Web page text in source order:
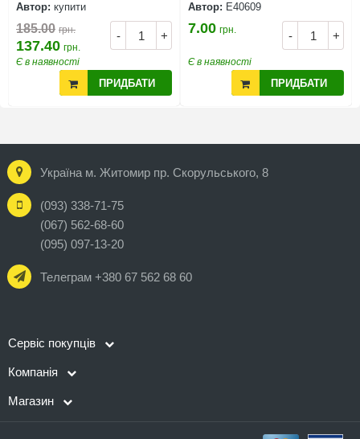
Автор: купити
- +
185.00 грн.
137.40 грн.
Є в наявності
ПРИДБАТИ
Автор: Е40609
- +
7.00 грн.
Є в наявності
ПРИДБАТИ
Україна м. Житомир пр. Скорульського, 8
(093) 338-71-75
(067) 562-68-60
(095) 097-13-20
Телеграм +380 67 562 68 60
Сервіс покупців
Компанія
Магазин